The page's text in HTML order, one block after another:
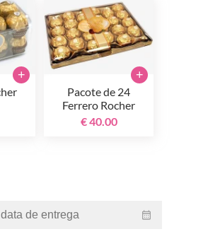
+
Pacote de 24
Ferrero Rocher
€ 40.00
+